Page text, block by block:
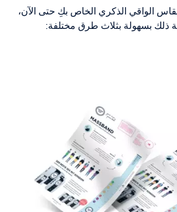
الواقي الذكري الخاص بكِ حتى الآن،
ذلك بسهولة بثلاث طرق مختلفة: